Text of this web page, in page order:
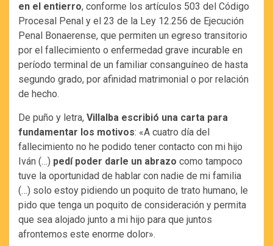
en el entierro, conforme los artículos 503 del Código
Procesal Penal y el 23 de la Ley 12.256 de Ejecución
Penal Bonaerense, que permiten un egreso transitorio
por el fallecimiento o enfermedad grave incurable en
período terminal de un familiar consanguíneo de hasta
segundo grado, por afinidad matrimonial o por relación
de hecho.
De puño y letra, Villalba escribió una carta para
fundamentar los motivos: «A cuatro día del
fallecimiento no he podido tener contacto con mi hijo
Iván (…) pedí poder darle un abrazo como tampoco
tuve la oportunidad de hablar con nadie de mi familia
(…) solo estoy pidiendo un poquito de trato humano, le
pido que tenga un poquito de consideración y permita
que sea alojado junto a mi hijo para que juntos
afrontemos este enorme dolor».